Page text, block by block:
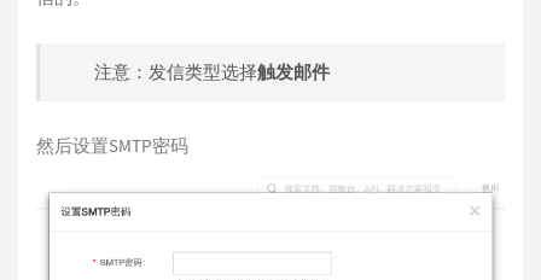
回信地址可以不用设置，但是这样这个地址是无法收到回
信的。
注意：发信类型选择